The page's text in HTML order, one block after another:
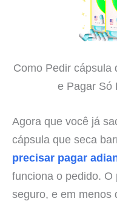
Como Pedir cápsula
e Pagar Só
Agora que você já
cápsula que seca
precisar pagar
funciona o pedido.
seguro, e em menos